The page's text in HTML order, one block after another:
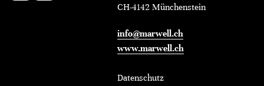
CH-4142 Münchenstein
info@marwell.ch
www.marwell.ch
Datenschutz